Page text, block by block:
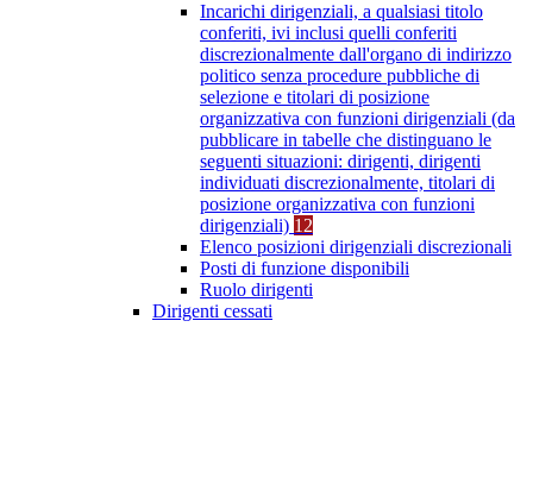
Incarichi dirigenziali, a qualsiasi titolo
conferiti, ivi inclusi quelli conferiti
discrezionalmente dall'organo di indirizzo
politico senza procedure pubbliche di
selezione e titolari di posizione
organizzativa con funzioni dirigenziali (da
pubblicare in tabelle che distinguano le
seguenti situazioni: dirigenti, dirigenti
individuati discrezionalmente, titolari di
posizione organizzativa con funzioni
dirigenziali) 12
Elenco posizioni dirigenziali discrezionali
Posti di funzione disponibili
Ruolo dirigenti
Dirigenti cessati